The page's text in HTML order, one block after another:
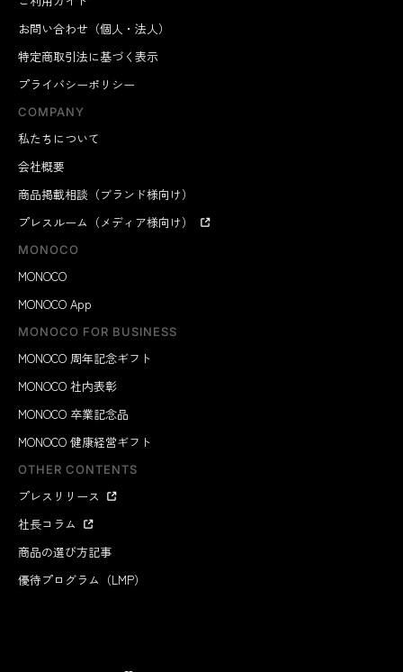
お問い合わせ（個人・法人）
特定商取引法に基づく表示
プライバシーポリシー
COMPANY
私たちについて
会社概要
商品掲載相談（ブランド様向け）
プレスルーム（メディア様向け）
MONOCO
MONOCO
MONOCO App
MONOCO FOR BUSINESS
MONOCO 周年記念ギフト
MONOCO 社内表彰
MONOCO 卒業記念品
MONOCO 健康経営ギフト
OTHER CONTENTS
プレスリリース
社長コラム
商品の選び方記事
優待プログラム（LMP）